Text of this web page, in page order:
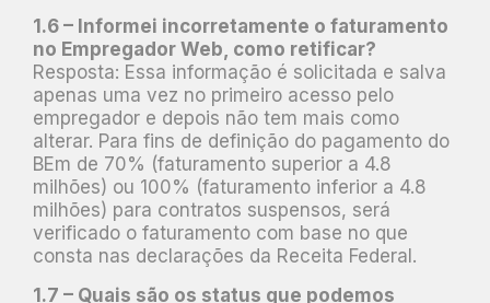
1.6 – Informei incorretamente o faturamento
no Empregador Web, como retificar?
Resposta: Essa informação é solicitada e salva
apenas uma vez no primeiro acesso pelo
empregador e depois não tem mais como
alterar. Para fins de definição do pagamento do
BEm de 70% (faturamento superior a 4.8
milhões) ou 100% (faturamento inferior a 4.8
milhões) para contratos suspensos, será
verificado o faturamento com base no que
consta nas declarações da Receita Federal.
1.7 – Quais são os status que podemos